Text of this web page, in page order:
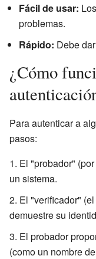
Fácil de usar:
problemas.
Rápido: Debe
¿Cómo
Para autenticar a
pasos:
El "probador"
un sistema.
El "verificador"
demuestre su
El probador
(como un nombre